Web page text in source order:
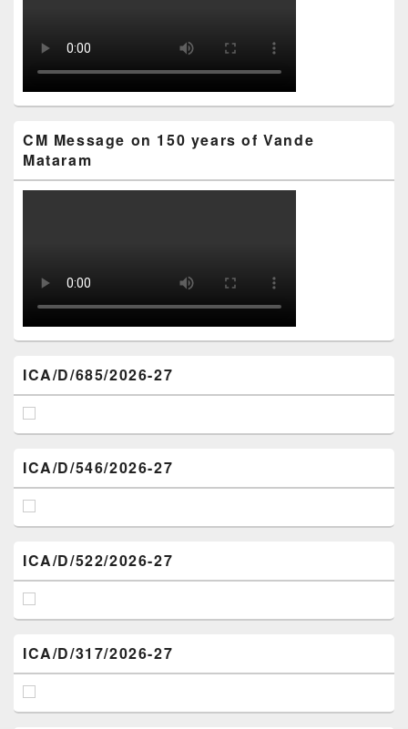
CM Message on 150 years of Vande
Mataram
ICA/D/685/2026-27
ICA/D/546/2026-27
ICA/D/522/2026-27
ICA/D/317/2026-27